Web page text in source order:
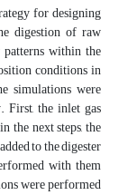
for designing
digestion of raw
within the
conditions in
simulations were
First, the inlet gas
the next steps, the
to the digester
with them
were performed